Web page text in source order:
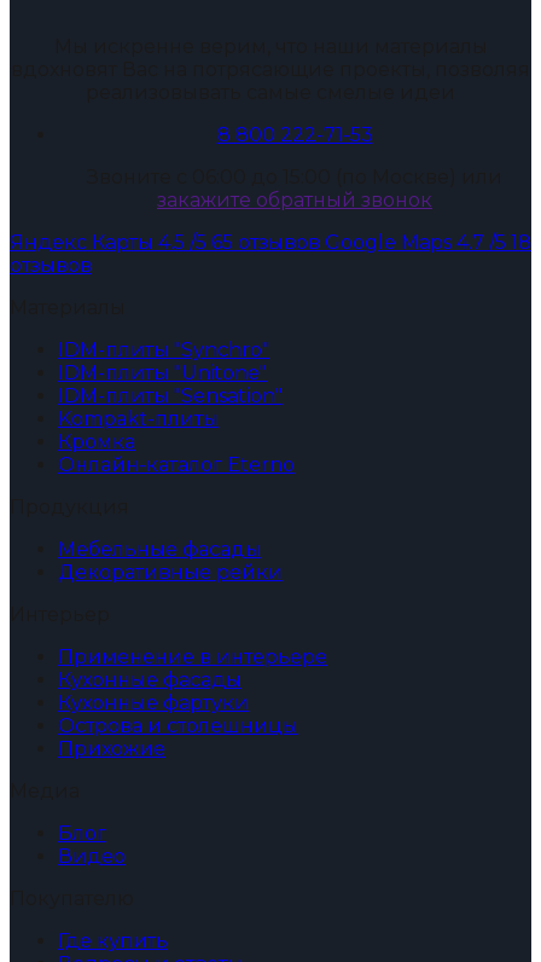
8 800 222-71-53
закажите обратный звонок
Яндекс Карты 4.5 /5 65 отзывов Google Maps 4.7 /5 18
отзывов
IDM-плиты "Synchro"
IDM-плиты "Unitone"
IDM-плиты "Sensation"
Kompakt-плиты
Кромка
Онлайн-каталог Eterno
Мебельные фасады
Декоративные рейки
Применение в интерьере
Кухонные фасады
Кухонные фартуки
Острова и столешницы
Прихожие
Блог
Видео
Где купить